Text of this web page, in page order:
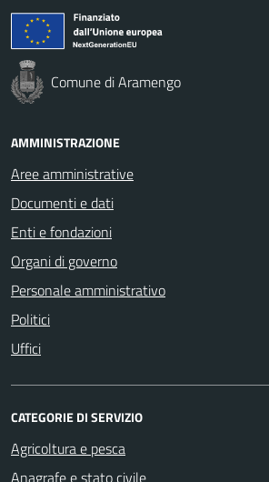
Comune di Aramengo
AMMINISTRAZIONE
Aree amministrative
Documenti e dati
Enti e fondazioni
Organi di governo
Personale amministrativo
Politici
Uffici
CATEGORIE DI SERVIZIO
Agricoltura e pesca
Anagrafe e stato civile